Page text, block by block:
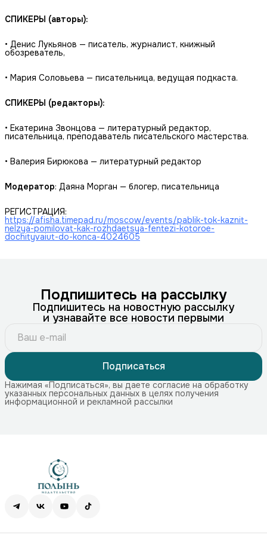
СПИКЕРЫ (авторы):
• Денис Лукьянов — писатель, журналист, книжный
обозреватель,
• Мария Соловьева — писательница, ведущая подкаста.
СПИКЕРЫ (редакторы):
• Екатерина Звонцова — литературный редактор,
писательница, преподаватель писательского мастерства.
• Валерия Бирюкова — литературный редактор
Модератор: Даяна Морган — блогер, писательница
РЕГИСТРАЦИЯ:
https://afisha.timepad.ru/moscow/events/pablik-tok-kaznit-
nelzya-pomilovat-kak-rozhdaetsya-fentezi-kotoroe-
dochityvaiut-do-konca-4024605
Подпишитесь на рассылку
Подпишитесь на новостную рассылку
и узнавайте все новости первыми
Подписаться
Нажимая «Подписаться», вы даете согласие на обработку
указанных персональных данных в целях получения
информационной и рекламной рассылки